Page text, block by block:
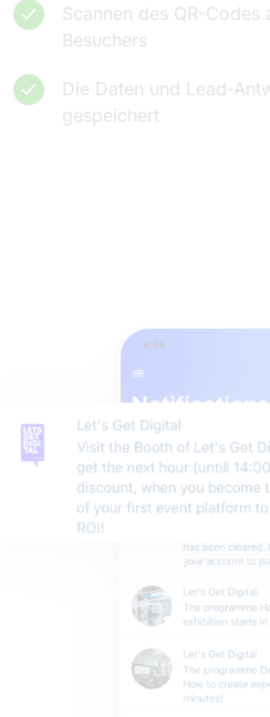
Scannen des QR-
Besuchers
Die Daten und Lead-
gespeichert